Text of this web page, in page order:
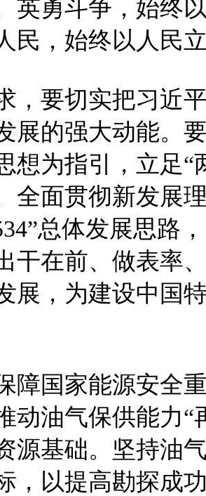
英勇斗争，始终
民，始终以人民
，要切实把习近
展的强大动能。
想为指引，立足“
全面贯彻新发展
总体发展思路
干在前、做表率
展，为建设中国
障国家能源安全
动油气保供能力
源基础。坚持油
，以提高勘探成